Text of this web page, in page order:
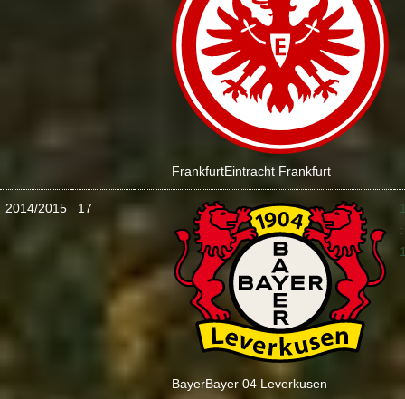
FrankfurtEintracht Frankfurt
2014/2015 17
BayerBayer 04 Leverkusen
: